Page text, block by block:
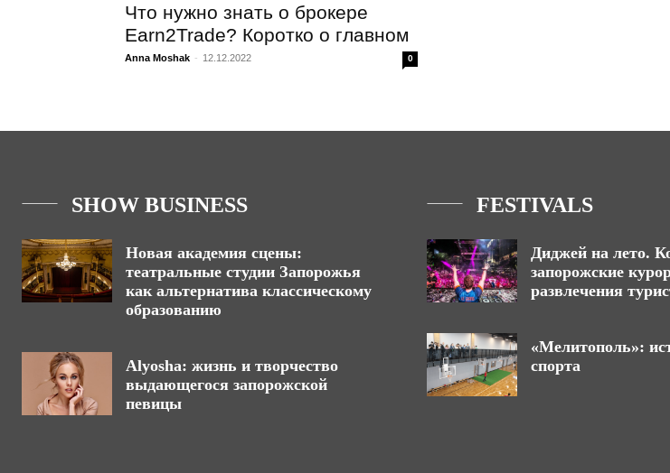
Что нужно знать о брокере
Earn2Trade? Коротко о главном
Anna Moshak - 12.12.2022 0
SHOW BUSINESS
Новая академия сцены:
театральные студии Запорожья
как альтернатива классическому
образованию
Alyosha: жизнь и творчество
выдающегося запорожской
певицы
FESTIVALS
Диджей на лето.
запорожские
развлечения
«Мелитополь»:
спорта